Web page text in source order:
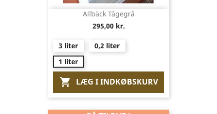
Allbäck Tågegrå
295,00 kr.
3 liter
0,2 liter
1 liter
 LÆG I INDKØBSKURV